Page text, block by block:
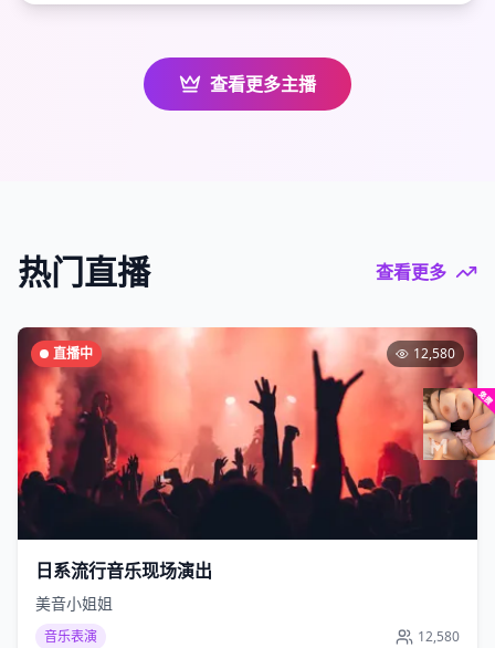
查看更多主播
热门直播 查看更多
直播中 12,580
日系流行音乐现场演出
美音小姐姐
音乐表演 12,580